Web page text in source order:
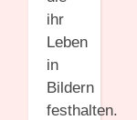
ihr
Leben
in
Bildern
festhalten.